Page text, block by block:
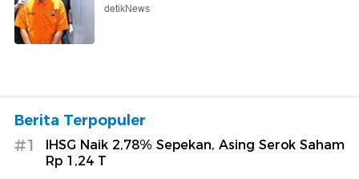
detikNews
Berita Terpopuler
#1
IHSG Naik 2,78% Sepekan, Asing Serok Saham
Rp 1,24 T